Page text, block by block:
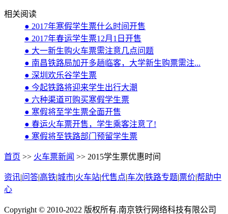
相关阅读
● 2017年寒假学生票什么时间开售
● 2017年春运学生票12月1日开售
● 大一新生购火车票需注意几点问题
● 南昌铁路局加开多趟临客，大学新生购票需注...
● 深圳欢乐谷学生票
● 今起铁路将迎来学生出行大潮
● 六种渠道可购买寒假学生票
● 寒假将至学生票全面开售
● 春运火车票开售，学生乘客注意了!
● 寒假将至铁路部门预留学生票
首页 >> 火车票新闻 >> 2015学生票优惠时间
资讯|问答|高铁|城市|火车站|代售点|车次|铁路专题|票价|帮助中
心
Copyright © 2010-2022 版权所有.南京铁行网络科技有限公司